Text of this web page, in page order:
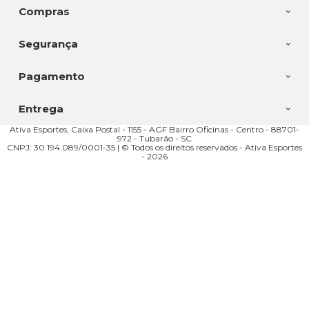
Compras
Segurança
Pagamento
Entrega
Ativa Esportes, Caixa Postal - 1155 - AGF Bairro Oficinas - Centro - 88701-
972 - Tubarão - SC
CNPJ: 30.194.089/0001-35 | © Todos os direitos reservados - Ativa Esportes
- 2026